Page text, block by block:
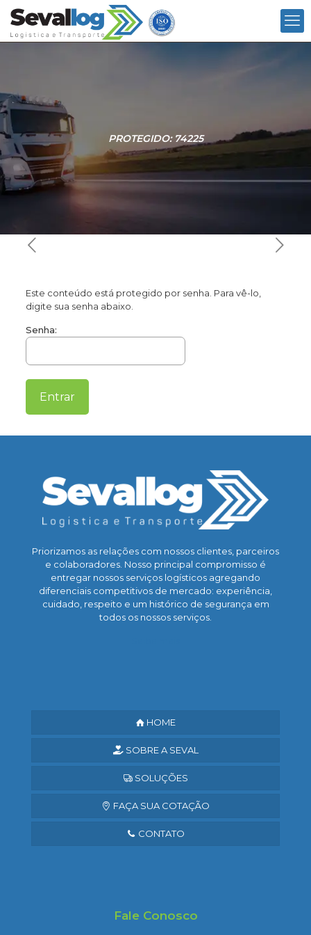
PROTEGIDO: 74225
Este conteúdo está protegido por senha. Para vê-lo,
digite sua senha abaixo.
Senha:
Priorizamos as relações com nossos clientes, parceiros
e colaboradores. Nosso principal compromisso é
entregar nossos serviços logísticos agregando
diferenciais competitivos de mercado: experiência,
cuidado, respeito e um histórico de segurança em
todos os nossos serviços.
HOME
SOBRE A SEVAL
SOLUÇÕES
FAÇA SUA COTAÇÃO
CONTATO
Fale Conosco